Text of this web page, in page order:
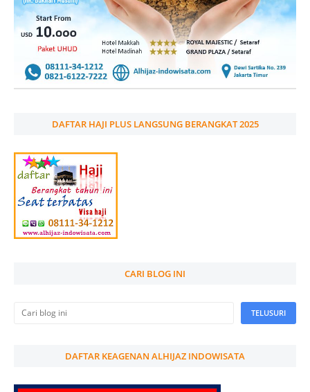
DAFTAR HAJI PLUS LANGSUNG BERANGKAT 2025
CARI BLOG INI
DAFTAR KEAGENAN ALHIJAZ INDOWISATA